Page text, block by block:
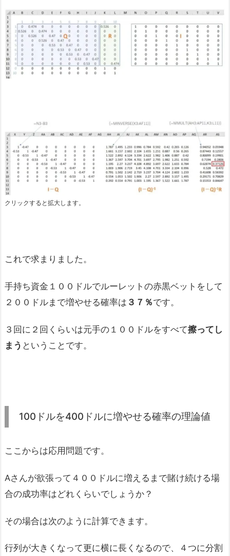
クリックすると拡大します。
これで求まりました。
手持ち資金１００ドルでルーレットの赤黒ベットをして
２００ドルまで増やせる確率は ３７％です。
３回に２回くらいは元手の１００ドルをすべて擦ってし
まう ということです。
100ドルを400ドルに増やせる確率の理論値
ここからは応用問題です。
Aさんが欲張って４００ドルに増えるまで賭け続ける場
合の成功率はどれくらいでしょうか？
その場合は次のように計算できます。
行列が大きくなって更に横に長くなるので、４つに分割